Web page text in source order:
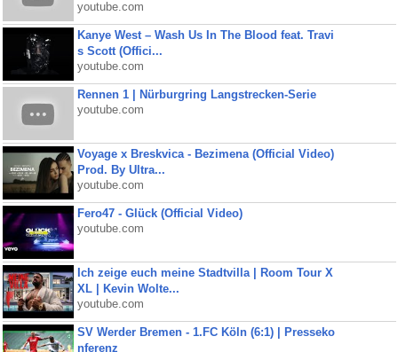
youtube.com
Kanye West – Wash Us In The Blood feat. Travi
s Scott (Offici...
youtube.com
Rennen 1 | Nürburgring Langstrecken-Serie
youtube.com
Voyage x Breskvica - Bezimena (Official Video)
Prod. By Ultra...
youtube.com
Fero47 - Glück (Official Video)
youtube.com
Ich zeige euch meine Stadtvilla | Room Tour X
XL | Kevin Wolte...
youtube.com
SV Werder Bremen - 1.FC Köln (6:1) | Presseko
nferenz